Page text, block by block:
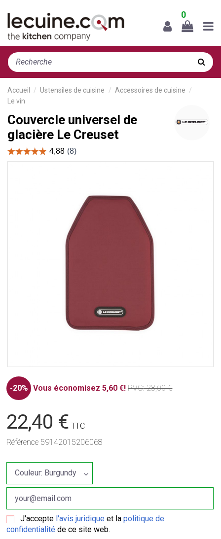
0
Accueil Ustensiles de cuisine
Accessoires de cuisine
Le vin
Couvercle universel de
glacière Le Creuset
-20% Vous économisez 5,60 €! PVC: 28,00 €
22,40 € TTC
Référence 59142015206068
J'accepte l'avis juridique et lapolitique de
confidentialité de ce site web.